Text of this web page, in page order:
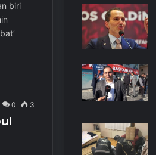
biri
0 3